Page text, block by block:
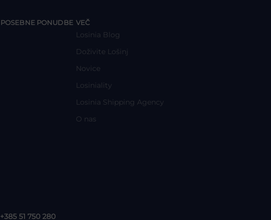
POSEBNE PONUDBE VEČ
Losinia Blog
Doživite Lošinj
Novice
Losiniality
Losinia Shipping Agency
O nas
+385 51 750 280